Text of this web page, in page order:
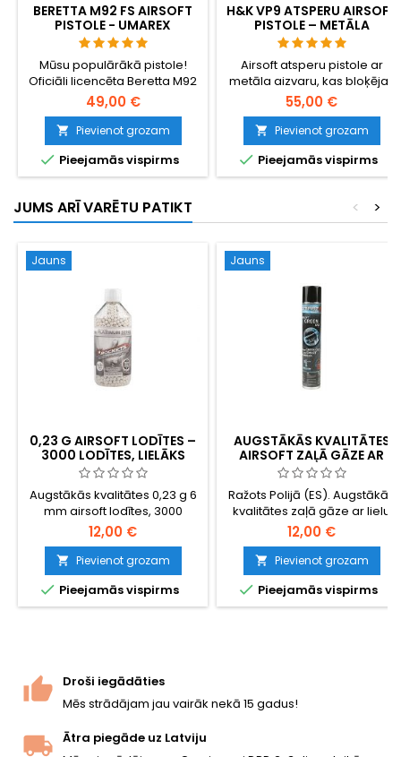
BERETTA M92 FS AIRSOFT
PISTOLE - UMAREX
OFICIĀLĀ REPLIKA
Mūsu populārākā pistole!
Oficiāli licencēta Beretta M92
FS replika no Umarex. Metāla
iekšējās detaļas, kustīgs gailis
un oriģinālie marķējumi.
49,00 €
 Pievienot grozam
 Pieejamās vispirms
H&K VP9 ATSPERU AIRSOFT
PISTOLE – METĀLA
AIZVARS, LIETUVAS
ARMIJAS DIENESTA
PISTOLES PLATFORMA
Airsoft atsperu pistole ar
metāla aizvaru, kas bloķējas
55,00 €
 Pievienot grozam
 Pieejamās vispirms
JUMS ARĪ VARĒTU PATIKT >
<
Jauns
0,23 G AIRSOFT LODĪTES –
3000 LODĪTES, LIELĀKS
SVARS LABĀKAI
PRECIZITĀTEI UN LIDOJUMA
ATTĀLUMAM
Augstākās kvalitātes 0,23 g 6
mm airsoft lodītes, 3000
lodītes atkārtoti aizdarāmā
pudelē. Smagākas nekā
standarta 0,20 g lodītes —
labāka pretestība pret vēju,
līdzenāka lidojuma
trajektorija, lielāka enerģija
piemērotas hop-up
sistēmām. Liels krājums
palīgieročiem un
12,00 €
 Pievienot grozam
 Pieejamās vispirms
Jauns
AUGSTĀKĀS KVALITĀTES
AIRSOFT ZAĻĀ GĀZE AR
SILIKONA EĻĻU – 1 LITRS,
RAŽOTA ES
Ražots Polijā (ES). Augstākās
kvalitātes zaļā gāze ar lielu
silikona eļļas devu — katra
šāviena laikā eļļo un aizsargā
vārstus un blīvējumus,
tādējādi pagarinot jūsu GBB
kalpošanas laiku. Spēcīgs,
stabils spiediens nodrošina
12,00 €
 Pievienot grozam
 Pieejamās vispirms
Droši iegādāties
Mēs strādājam jau vairāk nekā 15 gadus!
Ātra piegāde uz Latviju